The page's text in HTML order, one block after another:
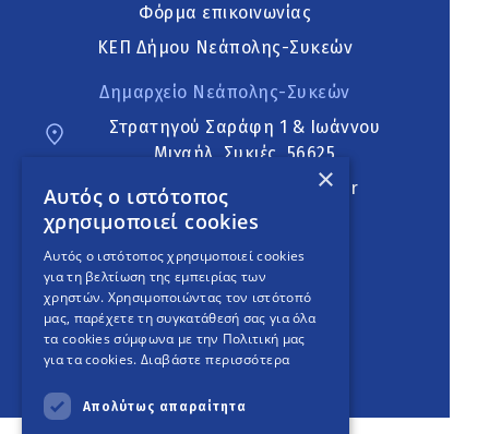
Φόρμα επικοινωνίας
ΚΕΠ Δήμου Νεάπολης-Συκεών
Δημαρχείο Νεάπολης-Συκεών
Στρατηγού Σαράφη 1 & Ιωάννου
Μιχαήλ, Συκιές, 56625
neapoli.sykies@ddt.gov.gr
Ακολουθήστε
English Version
An project
×
Αυτός ο ιστότοπος
χρησιμοποιεί cookies
Αυτός ο ιστότοπος χρησιμοποιεί cookies
για τη βελτίωση της εμπειρίας των
χρηστών. Χρησιμοποιώντας τον ιστότοπό
μας, παρέχετε τη συγκατάθεσή σας για όλα
τα cookies σύμφωνα με την Πολιτική μας
για τα cookies. Διαβάστε περισσότερα
Απολύτως απαραίτητα